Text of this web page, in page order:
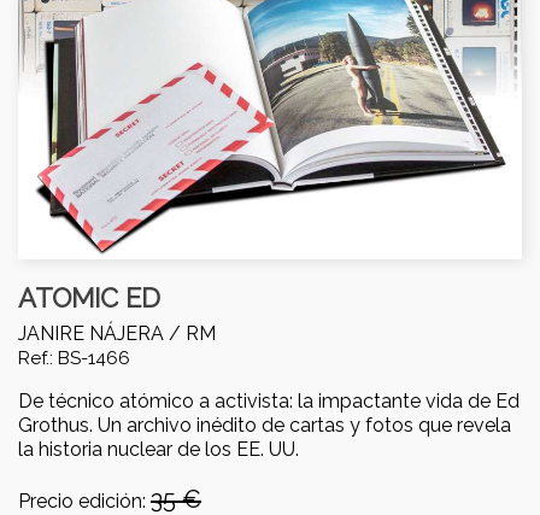
ATOMIC ED
JANIRE NÁJERA / RM
Ref.: BS-1466
De técnico atómico a activista: la impactante vida de Ed
Grothus. Un archivo inédito de cartas y fotos que revela
la historia nuclear de los EE. UU.
Precio edición: 35 €